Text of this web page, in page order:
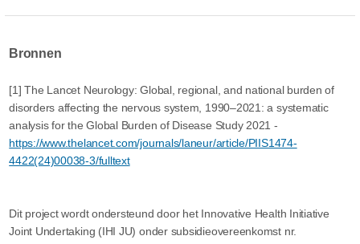
Bronnen
[1] The Lancet Neurology: Global, regional, and national burden of
disorders affecting the nervous system, 1990–2021: a systematic
analysis for the Global Burden of Disease Study 2021 -
https://www.thelancet.com/journals/laneur/article/PIIS1474-
4422(24)00038-3/fulltext
Dit project wordt ondersteund door het Innovative Health Initiative
Joint Undertaking (IHI JU) onder subsidieovereenkomst nr.